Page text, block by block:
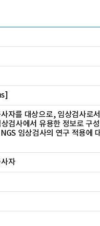
자를 대상으로, 임상검사로
검사에서 유용한 정보로 구
임상검사의 연구 적용에
자